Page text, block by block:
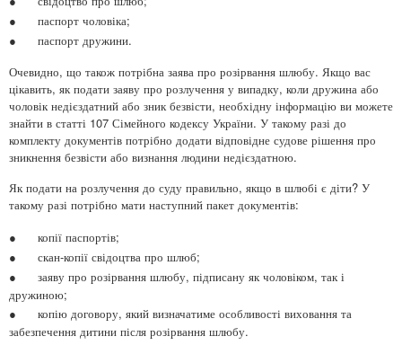
●
паспорт чоловіка;
●
паспорт дружини.
Очевидно, що також потрібна заява про розірвання шлюбу. Якщо вас
цікавить, як подати заяву про розлучення у випадку, коли дружина або
чоловік недієздатний або зник безвісти, необхідну інформацію ви можете
знайти в статті 107 Сімейного кодексу України. У такому разі до
комплекту документів потрібно додати відповідне судове рішення про
зникнення безвісти або визнання людини недієздатною.
Як подати на розлучення до суду правильно, якщо в шлюбі є діти? У
такому разі потрібно мати наступний пакет документів:
●
копії паспортів;
●
скан-копії свідоцтва про шлюб;
●
заяву про розірвання шлюбу, підписану як чоловіком, так і
дружиною;
●
копію договору, який визначатиме особливості виховання та
забезпечення дитини після розірвання шлюбу.